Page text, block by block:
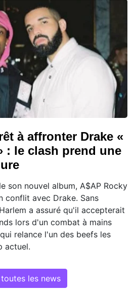
à affronter Drake «
: le clash prend une
son nouvel album, A$AP Rocky
conflit avec Drake. Sans
a assuré qu'il accepterait
lors d'un combat à mains
relance l'un des beefs les
actuel.
les news